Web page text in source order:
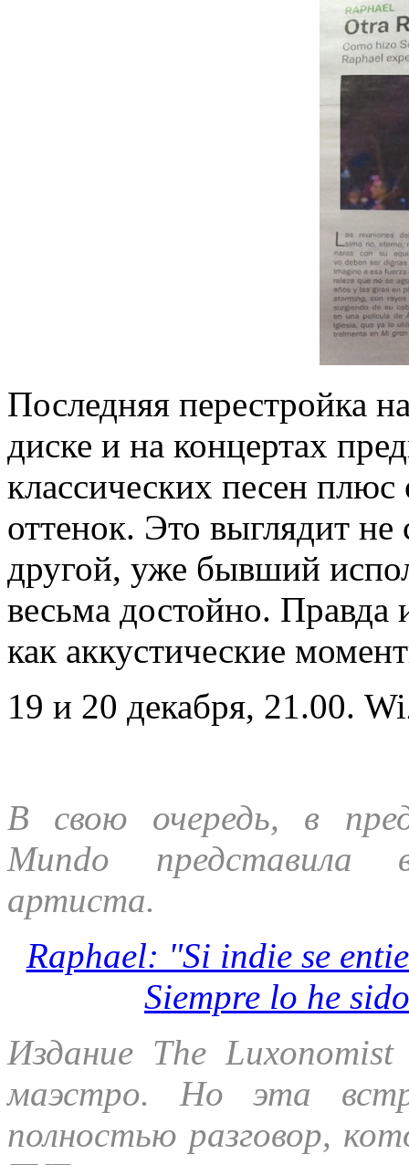
Последняя перестройка
диске и на концертах
классических песен
оттенок. Это выглядит не
другой, уже бывший
весьма достойно. Правда
как аккустические
19 и 20 декабря, 21.00.
В свою очередь, в
Mundo представила
артиста.
Raphael: "Si indie se
Siempre lo he
Издание The
маэстро. Но эта
полностью разговор,